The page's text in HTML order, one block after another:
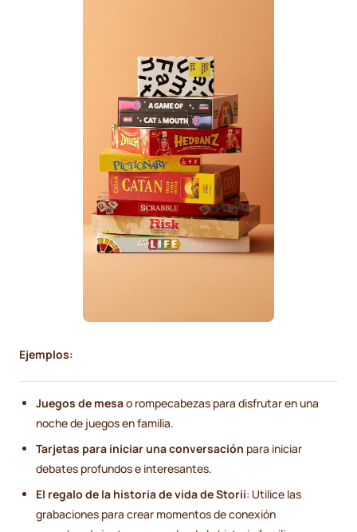
Ejemplos:
Juegos de mesao rompecabezas para disfrutar en una
noche de juegos en familia.
Tarjetas para iniciar una conversación para iniciar
debates profundos e interesantes.
El regalo de la historia de vida de Storii: Utilice las
grabaciones para crear momentos de conexión